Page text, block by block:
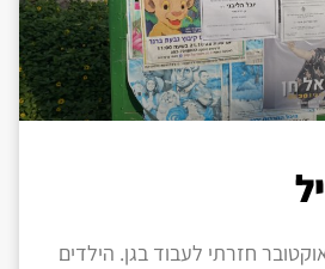
אחרי ה7 באוקטובר חזרתי לעבוד בגן. הילדים